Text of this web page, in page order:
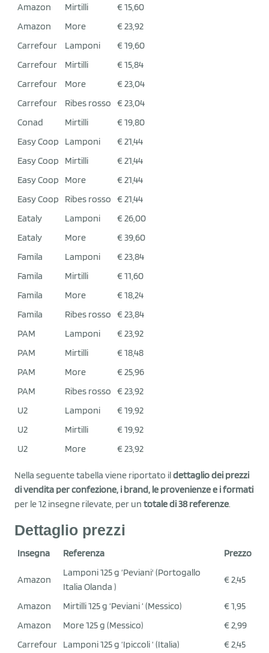
Amazon
Mirtilli
€ 15,60
Amazon
More
€ 23,92
Carrefour
Lamponi
€ 19,60
Carrefour
Mirtilli
€ 15,84
Carrefour
More
€ 23,04
Carrefour
Ribes rosso € 23,04
Conad
Mirtilli
€ 19,80
Easy Coop
Lamponi
€ 21,44
Easy Coop
Mirtilli
€ 21,44
Easy Coop
More
€ 21,44
Easy Coop
Ribes rosso € 21,44
Eataly
Lamponi
€ 26,00
Eataly
More
€ 39,60
Famila
Lamponi
€ 23,84
Famila
Mirtilli
€ 11,60
Famila
More
€ 18,24
Famila
Ribes rosso € 23,84
PAM
Lamponi
€ 23,92
PAM
Mirtilli
€ 18,48
PAM
More
€ 25,96
PAM
Ribes rosso € 23,92
U2
Lamponi
€ 19,92
U2
Mirtilli
€ 19,92
U2
More € 23,92
Nella seguente tabella viene riportato ildettaglio dei prezzi
di vendita per confezione, i brand, le provenienze e i formati
per le 12 insegne rilevate, per un totale di 38 referenze.
Dettaglio prezzi
Insegna Referenza Prezzo
Amazon
Lamponi 125 g ‘Peviani' (Portogallo
Italia Olanda )
€ 2,45
Amazon Mirtilli 125 g ‘Peviani ‘ (Messico)
€ 1,95
Amazon
More 125 g (Messico)
€ 2,99
Carrefour Lamponi 125 g ‘Ipiccoli ‘ (Italia) € 2,45